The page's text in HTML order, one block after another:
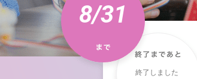
8/31
終了しました